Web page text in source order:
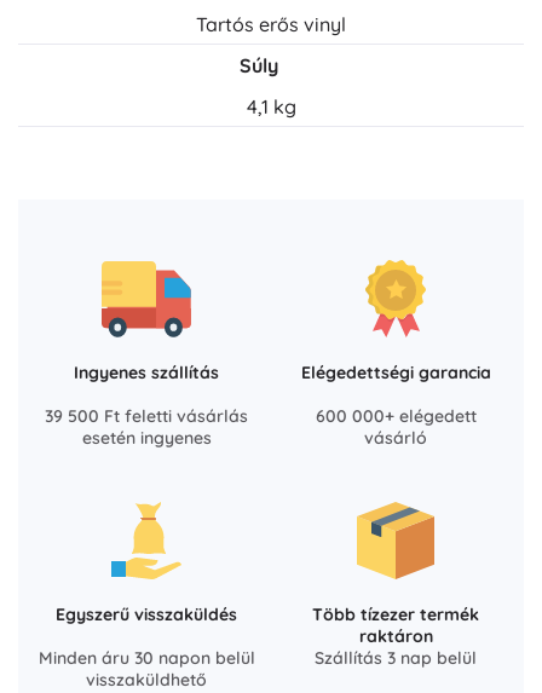
Tartós erős vinyl
Súly
4,1 kg
Ingyenes szállítás
39 500 Ft feletti vásárlás
esetén ingyenes
Elégedettségi garancia
600 000+ elégedett
vásárló
Egyszerű visszaküldés
Minden áru 30 napon belül
visszaküldhető
Több tízezer termék
raktáron
Szállítás 3 nap belül